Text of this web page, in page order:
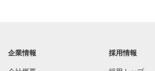
企業情報 採用情報